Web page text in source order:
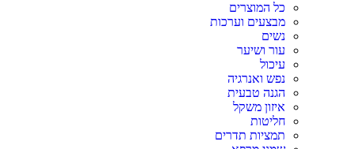
כל המוצרים
מבצעים וערכות
נשים
עור ושיער
עיכול
נפש ואנרגיה
הגנה טבעית
איזון משקל
חליטות
תמציות תדרים